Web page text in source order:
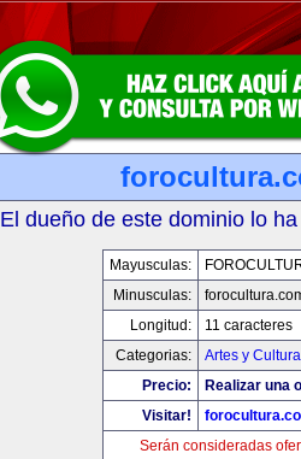
El dueño de este dominio lo
Mayusculas:
Minusculas:
Longitud:
11 caracteres
Categorias:
Artes y Cultura
Precio:
Realizar una
Visitar!
Serán consideradas